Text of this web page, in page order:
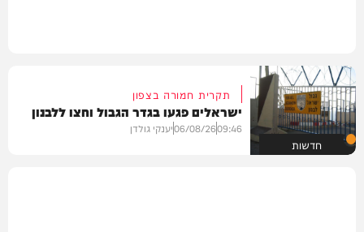
חדשות
תקרית חמורה בצפון
ישראלים פגעו בגדר הגבול וחצו ללבנון
09:46
06/08/26יענקי גולדן